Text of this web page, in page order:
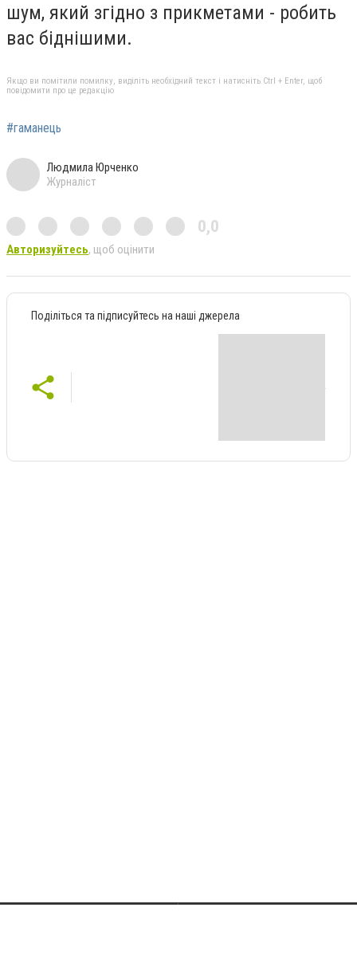
шум, який згідно з прикметами - робить
вас біднішими.
Якщо ви помітили помилку, виділіть необхідний текст і натисніть Ctrl + Enter, щоб
повідомити про це редакцію
#гаманець
Людмила Юрченко
Журналіст
0,0
Авторизуйтесь, щоб оцінити
Поділіться та підписуйтесь на наші джерела